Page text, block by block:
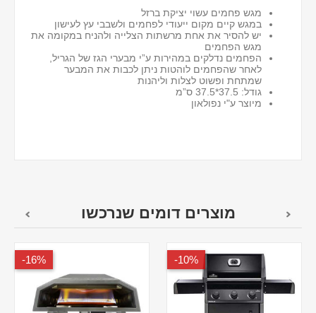
מגש פחמים עשוי יציקת ברזל
במגש קיים מקום ייעודי לפחמים ולשבבי עץ לעישון
יש להסיר את אחת מרשתות הצלייה ולהניח במקומה את
מגש הפחמים
הפחמים נדלקים במהירות ע”י מבערי הגז של הגריל,
לאחר שהפחמים לוהטות ניתן לכבות את המבער
שמתחת ופשוט לצלות וליהנות
גודל: 37.5*37.5 ס”מ
מיוצר ע"י נפולאון
מוצרים דומים שנרכשו
10%-
16%-